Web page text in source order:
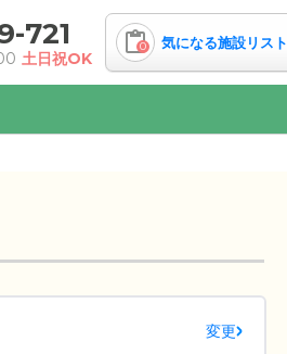
721
土日祝OK
0 気になる施設リスト
変更